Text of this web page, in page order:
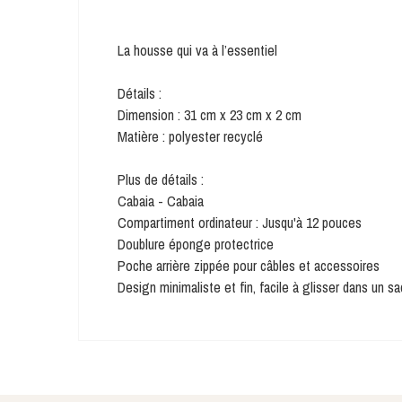
La housse qui va à l’essentiel
Détails :
Dimension : 31 cm x 23 cm x 2 cm
Matière : polyester recyclé
Plus de détails :
Cabaia - Cabaia
Compartiment ordinateur : Jusqu'à 12 pouces
Doublure éponge protectrice
Poche arrière zippée pour câbles et accessoires
Design minimaliste et fin, facile à glisser dans un